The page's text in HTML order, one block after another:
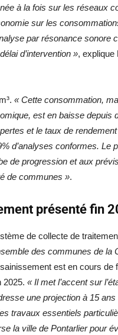
à la fois sur les réseaux
sur les
par résonance sonore
d’intervention », explique
« Cette consommation,
est en baisse depuis
et le taux de
d’analyses conformes. Le
de progression et aux
de communes ».
présenté fin
de collecte de
des communes de la
est en cours de
2025. « Il met l’accent sur
une projection à 15
travaux essentiels
la ville de Pontarlier pour